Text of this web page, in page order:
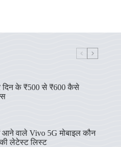
दिन के ₹500 से ₹600 कैसे
वाले Vivo 5G मोबाइल कौन
लेटेस्ट लिस्ट